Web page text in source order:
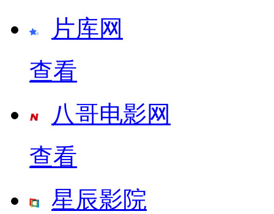
片库网
查看
八哥电影网
查看
星辰影院